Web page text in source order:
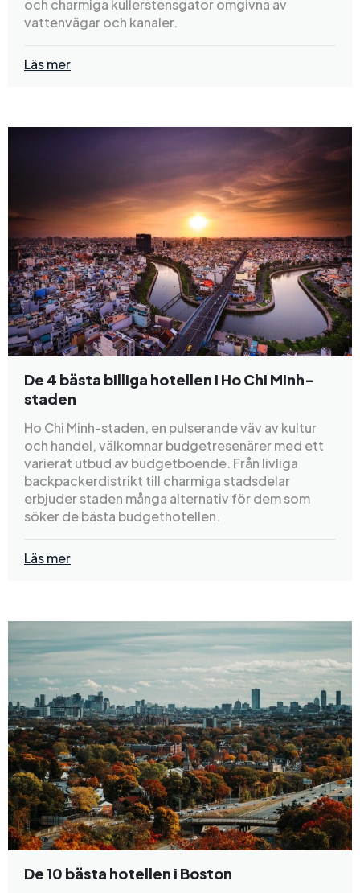
och charmiga kullerstensgator omgivna av
vattenvägar och kanaler.
Läs mer
De 4 bästa billiga hotellen i Ho Chi Minh-
staden
Ho Chi Minh-staden, en pulserande väv av kultur
och handel, välkomnar budgetresenärer med ett
varierat utbud av budgetboende. Från livliga
backpackerdistrikt till charmiga stadsdelar
erbjuder staden många alternativ för dem som
söker de bästa budgethotellen.
Läs mer
De 10 bästa hotellen i Boston